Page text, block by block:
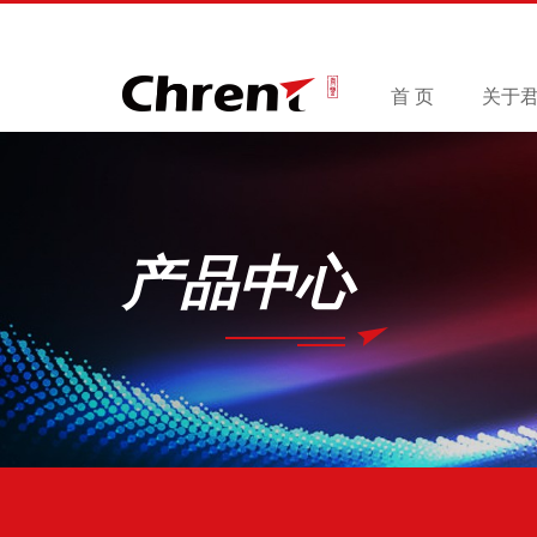
首 页 关于
产品中心